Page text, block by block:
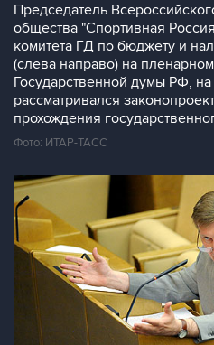
Председатель
общества "Спортивная
комитета ГД по бюджету и
(слева направо) на
Государственной думы РФ,
рассматривался
прохождения
Фото: ИТАР-ТАСС